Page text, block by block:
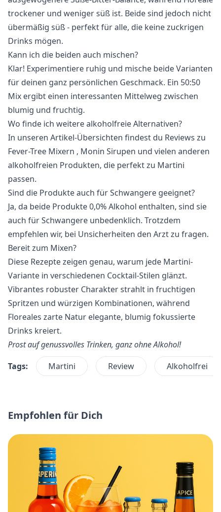
trockener und weniger süß ist. Beide sind jedoch nicht
übermäßig süß - perfekt für alle, die keine zuckrigen
Drinks mögen.
Kann ich die beiden auch mischen?
Klar! Experimentiere ruhig und mische beide Varianten
für deinen ganz persönlichen Geschmack. Ein 50:50
Mix ergibt einen interessanten Mittelweg zwischen
blumig und fruchtig.
Wo finde ich weitere alkoholfreie Alternativen?
In unseren Artikel-Übersichten findest du Reviews zu
Fever-Tree Mixern , Monin Sirupen und vielen anderen
alkoholfreien Produkten, die perfekt zu Martini
passen.
Sind die Produkte auch für Schwangere geeignet?
Ja, da beide Produkte 0,0% Alkohol enthalten, sind sie
auch für Schwangere unbedenklich. Trotzdem
empfehlen wir, bei Unsicherheiten den Arzt zu fragen.
Bereit zum Mixen?
Diese Rezepte zeigen genau, warum jede Martini-
Variante in verschiedenen Cocktail-Stilen glänzt.
Vibrantes robuster Charakter strahlt in fruchtigen
Spritzen und würzigen Kombinationen, während
Floreales zarte Natur elegante, blumig fokussierte
Drinks kreiert.
Prost auf genussvolles Trinken, ganz ohne Alkohol!
Tags:
Martini Review Alkoholfrei
Empfohlen für Dich